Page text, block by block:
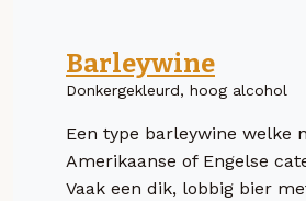
Barleywine
Donkergekleurd, hoog alcohol
Een type barleywine welke
Amerikaanse of Engelse
Vaak een dik, lobbig bier